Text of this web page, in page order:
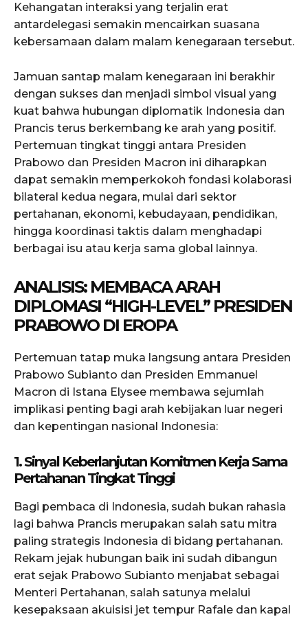
Kehangatan interaksi yang terjalin erat
antardelegasi semakin mencairkan suasana
kebersamaan dalam malam kenegaraan tersebut.
Jamuan santap malam kenegaraan ini berakhir
dengan sukses dan menjadi simbol visual yang
kuat bahwa hubungan diplomatik Indonesia dan
Prancis terus berkembang ke arah yang positif.
Pertemuan tingkat tinggi antara Presiden
Prabowo dan Presiden Macron ini diharapkan
dapat semakin memperkokoh fondasi kolaborasi
bilateral kedua negara, mulai dari sektor
pertahanan, ekonomi, kebudayaan, pendidikan,
hingga koordinasi taktis dalam menghadapi
berbagai isu atau kerja sama global lainnya.
ANALISIS: MEMBACA ARAH
DIPLOMASI “HIGH-LEVEL” PRESIDEN
PRABOWO DI EROPA
Pertemuan tatap muka langsung antara Presiden
Prabowo Subianto dan Presiden Emmanuel
Macron di Istana Elysee membawa sejumlah
implikasi penting bagi arah kebijakan luar negeri
dan kepentingan nasional Indonesia:
1. Sinyal Keberlanjutan Komitmen Kerja Sama
Pertahanan Tingkat Tinggi
Bagi pembaca di Indonesia, sudah bukan rahasia
lagi bahwa Prancis merupakan salah satu mitra
paling strategis Indonesia di bidang pertahanan.
Rekam jejak hubungan baik ini sudah dibangun
erat sejak Prabowo Subianto menjabat sebagai
Menteri Pertahanan, salah satunya melalui
kesepaksaan akuisisi jet tempur Rafale dan kapal